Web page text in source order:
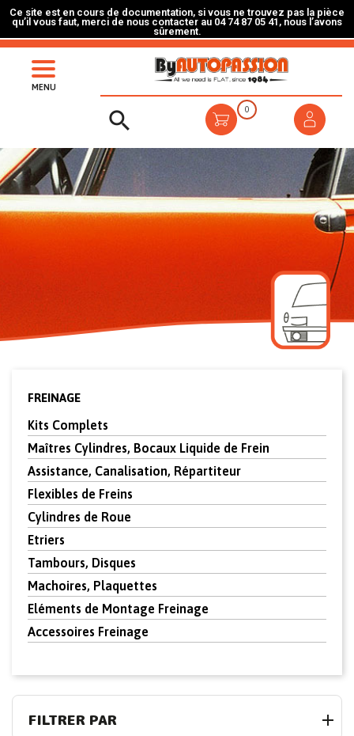
Ce site est en cours de documentation, si vous ne trouvez pas la pièce
qu’il vous faut, merci de nous contacter au 04 74 87 05 41, nous l’avons
sûrement.
MENU
 0
FREINAGE
Kits Complets
Maîtres Cylindres, Bocaux Liquide de Frein
Assistance, Canalisation, Répartiteur
Flexibles de Freins
Cylindres de Roue
Etriers
Tambours, Disques
Machoires, Plaquettes
Eléments de Montage Freinage
Accessoires Freinage
FILTRER PAR